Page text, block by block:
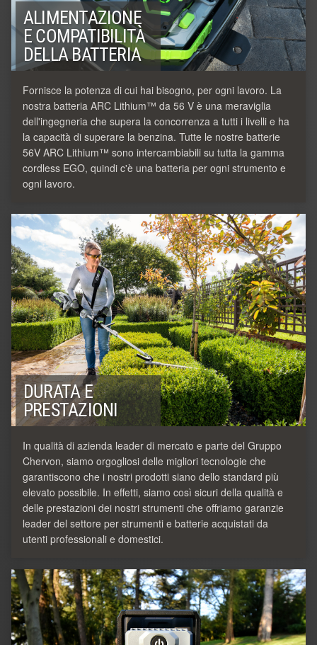
ALIMENTAZIONE
E COMPATIBILITÀ
DELLA BATTERIA
Fornisce la potenza di cui hai bisogno, per ogni lavoro. La
nostra batteria ARC Lithium™ da 56 V è una meraviglia
dell'ingegneria che supera la concorrenza a tutti i livelli e ha
la capacità di superare la benzina. Tutte le nostre batterie
56V ARC Lithium™ sono intercambiabili su tutta la gamma
cordless EGO, quindi c'è una batteria per ogni strumento e
ogni lavoro.
DURATA E
PRESTAZIONI
In qualità di azienda leader di mercato e parte del Gruppo
Chervon, siamo orgogliosi delle migliori tecnologie che
garantiscono che i nostri prodotti siano dello standard più
elevato possibile. In effetti, siamo così sicuri della qualità e
delle prestazioni dei nostri strumenti che offriamo garanzie
leader del settore per strumenti e batterie acquistati da
utenti professionali e domestici.